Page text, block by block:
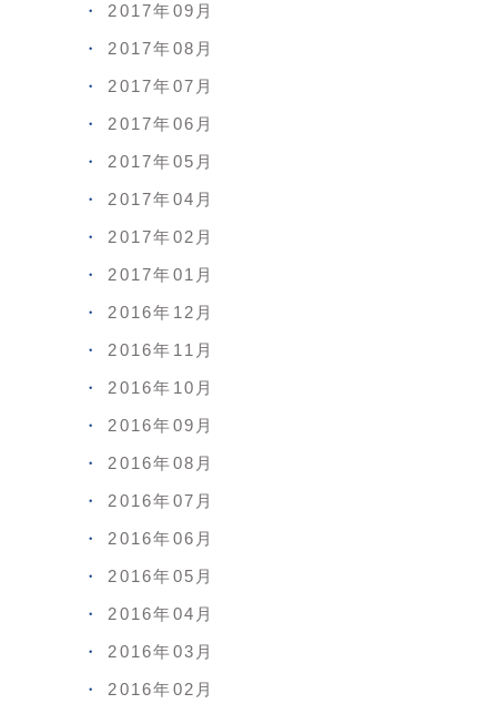
2017年09月
2017年08月
2017年07月
2017年06月
2017年05月
2017年04月
2017年02月
2017年01月
2016年12月
2016年11月
2016年10月
2016年09月
2016年08月
2016年07月
2016年06月
2016年05月
2016年04月
2016年03月
2016年02月